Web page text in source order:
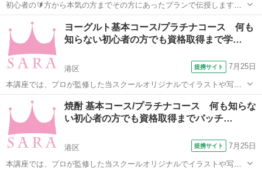
初心者の🔰方から本気の方までその方にあったプランで伝授します。
お問い合わせはお気軽に おひとり様2000円から 月曜日8-19 火曜〜日
曜日13：30から19時 応募の際は 1.ご希望のお日にちお時間第一希望
...
小岩駅 その他 蕎麦
ヨーグルト基本コース/プラチナコース 何も
知らない初心者の方でも資格取得まで学…
港区 提携サイト 7月25日
本講座では、プロが監修した当スクールオリジナルでイラストや写真
も添えた分かりやすいテキスト使用しています。 そのため、全く知識
が無い方からでも問題なく学ぶことができます。 プラチナコースの場
合、ご卒業と同時に資格が取得でき、...
その他
焼酎 基本コース/プラチナコース 何も知らな
い初心者の方でも資格取得までバッチ…
港区 提携サイト 7月25日
本講座では、プロが監修した当スクールオリジナルでイラストや写真